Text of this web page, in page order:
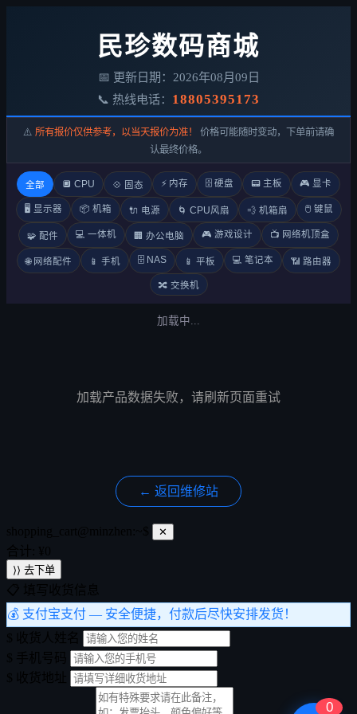
民珍数码商城
📅 更新日期：2026年08月09日
📞 热线电话： 18805395173
⚠️ 所有报价仅供参考，以当天报价为准！
价格可能随时变动，下单前请确
认最终价格。
全部 🔲 CPU 💠 固态 ⚡ 内存 🗄️ 硬盘 📟 主板 🎮 显卡
🖥️ 显示器 📦 机箱 🔌 电源 🌀 CPU风扇 💨 机箱扇 🖱️ 键鼠
🧩 配件 💻 一体机 🏢 办公电脑 🎮 游戏设计 📺 网络机顶盒
🌐 网络配件 📱 手机 🗄️ NAS 📱 平板 💻 笔记本 📶 路由器
🔀 交换机
加载中...
加载产品数据失败，请刷新页面重试
← 返回维修站
0
✕
⟩⟩ 去下单
💰 支付宝支付 — 安全便捷，付款后尽快安排发货！